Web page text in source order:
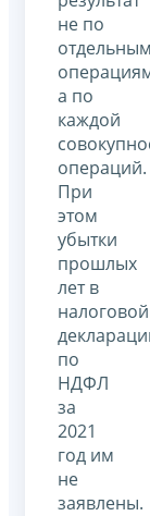
не по
отдельным
а по
каждой
операций.
При
этом
убытки
прошлых
лет в
налоговой
по
НДФЛ
за
2021
год им
не
заявлены.